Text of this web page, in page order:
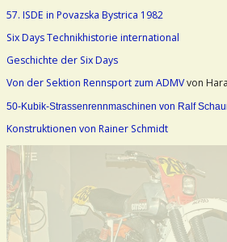
57. ISDE in Povazska Bystrica 1982
Six Days Technikhistorie international
Geschichte der Six Days
Von der Sektion Rennsport zum ADMVvon
50-Kubik-Strassenrennmaschinen von Ralf
Konstruktionen von Rainer Schmidt